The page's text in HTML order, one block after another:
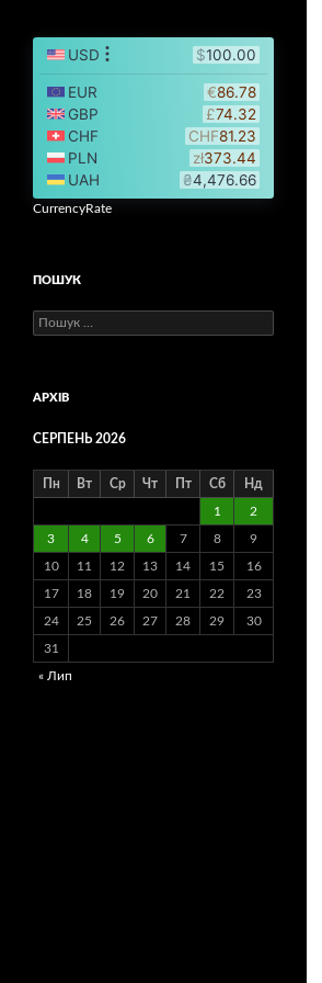
CurrencyRate
ПОШУК
Пошук:
АРХІВ
СЕРПЕНЬ 2026
Пн Вт Ср Чт Пт Сб Нд
1 2
3 4 5 6 7 8 9
10 11 12 13 14 15 16
17 18 19 20 21 22 23
24 25 26 27 28 29 30
31
« Лип